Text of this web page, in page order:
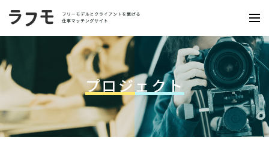
プロジェクト